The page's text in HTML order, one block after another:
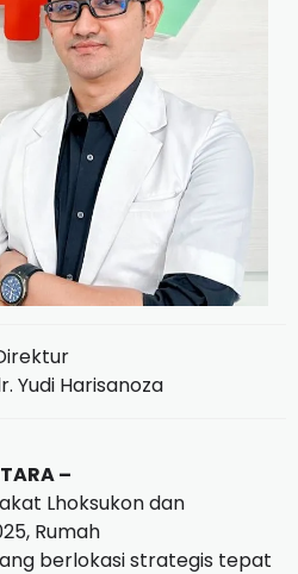
Yudi Harisanoza
–
Lhoksukon dan
Rumah
berlokasi strategis tepat